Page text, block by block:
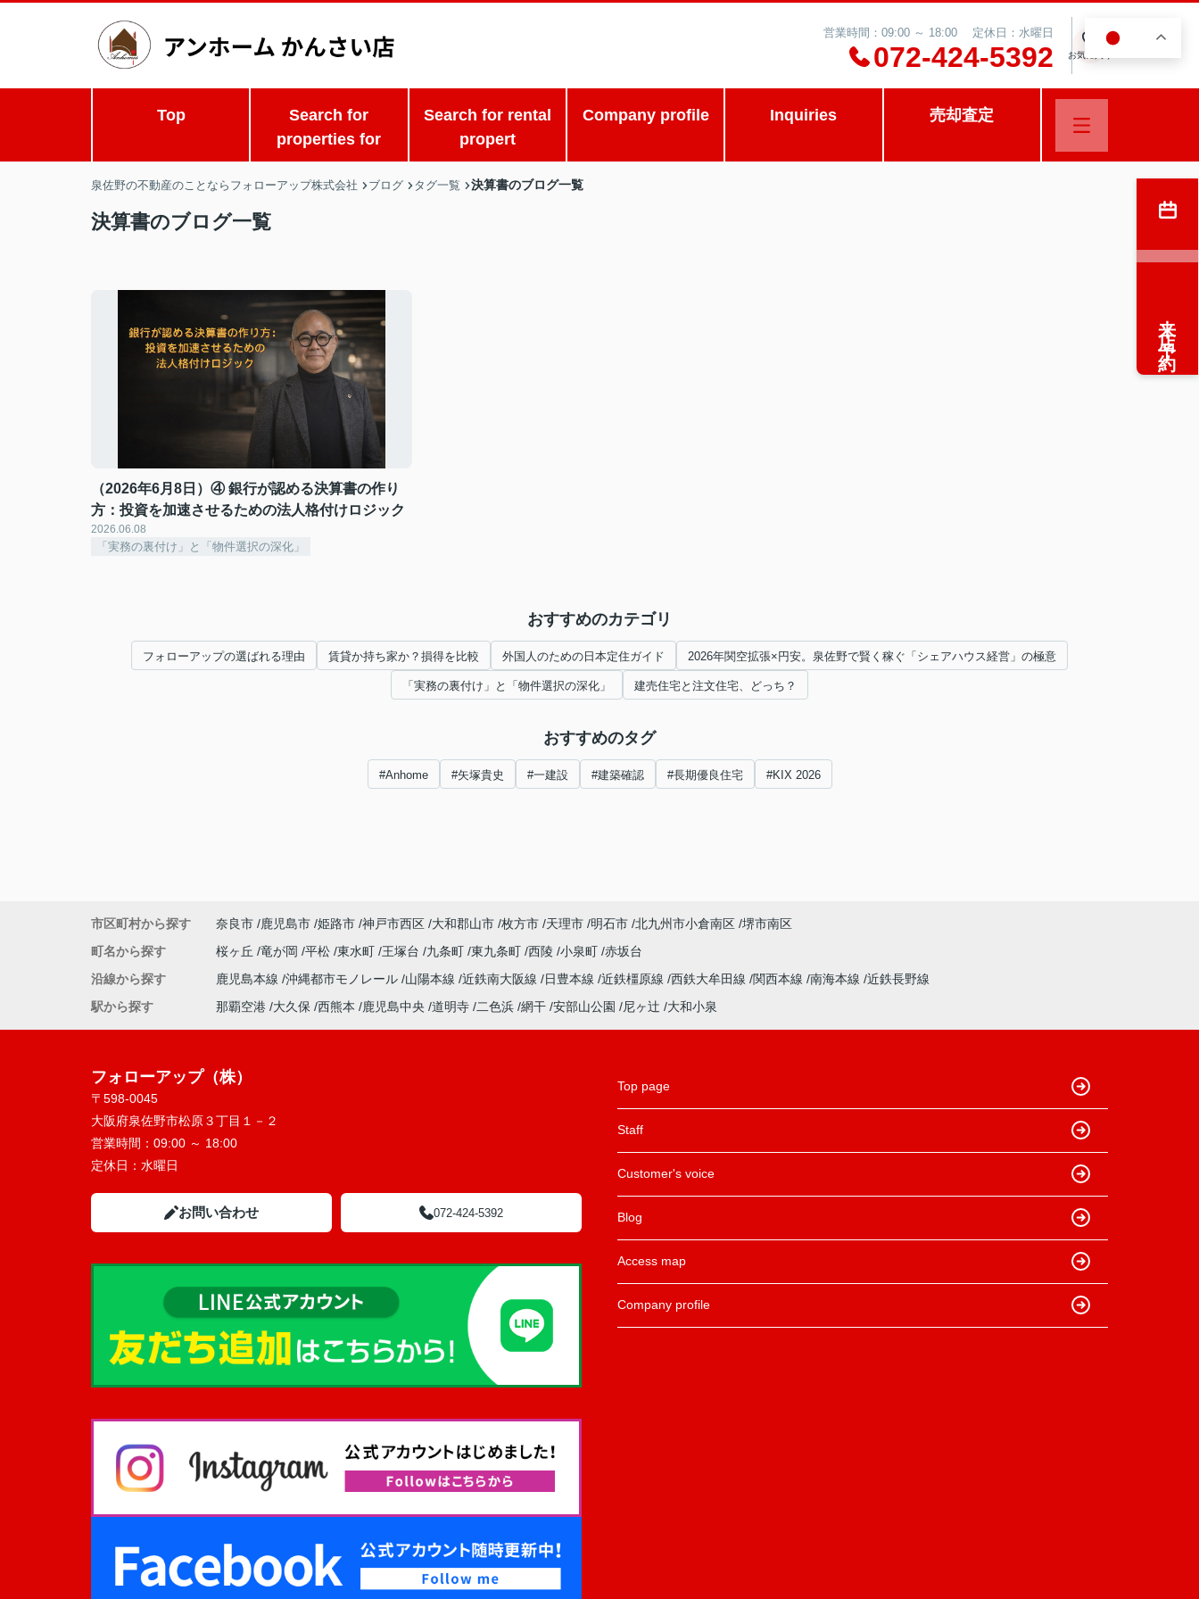
営業時間：09:00 ～ 18:00 定休日：水曜日
072-424-5392 お気に入り
Top
Search for
properties for
Search for rental
propert
Company profile Inquiries 売却査定
泉佐野の不動産のことならフォローアップ株式会社 ブログ タグ一覧 決算書のブログ一覧
決算書のブログ一覧
（2026年6月8日）④ 銀行が認める決算書の作り
方：投資を加速させるための法人格付けロジック
2026.06.08
「実務の裏付け」と「物件選択の深化」
おすすめのカテゴリ
フォローアップの選ばれる理由 賃貸か持ち家か？損得を比較 外国人のための日本定住ガイド 2026年関空拡張×円安。泉佐野で賢く稼ぐ「シェアハウス経営」の極意
「実務の裏付け」と「物件選択の深化」 建売住宅と注文住宅、どっち？
おすすめのタグ
#Anhome #矢塚貴史 #一建設 #建築確認 #長期優良住宅 #KIX 2026
来店予約
市区町村から探す 奈良市 鹿児島市 姫路市 神戸市西区 大和郡山市 枚方市 天理市 明石市 北九州市小倉南区 堺市南区
町名から探す
桜ヶ丘 竜が岡 平松 東水町 王塚台 九条町 東九条町 西陵 小泉町 赤坂台
沿線から探す
鹿児島本線 沖縄都市モノレール 山陽本線 近鉄南大阪線 日豊本線 近鉄橿原線 西鉄大牟田線 関西本線 南海本線 近鉄長野線
駅から探す
那覇空港 大久保 西熊本 鹿児島中央 道明寺 二色浜 網干 安部山公園 尼ヶ辻 大和小泉
フォローアップ（株）
〒598-0045
大阪府泉佐野市松原３丁目１－２
営業時間： 09:00 ～ 18:00
定休日： 水曜日
お問い合わせ 072-424-5392
Top page
Staff
Customer's voice
Blog
Access map
Company profile